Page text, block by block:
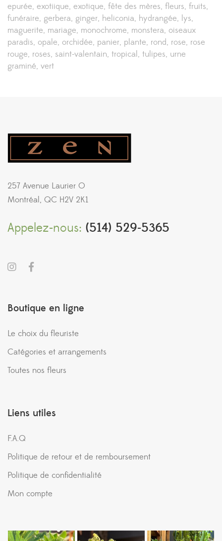
epurée exotiique exotique fête des mères fleurs fruits
funéraire gerbera ginger heliconia hydrangée lys
maguerite mariage monochrome monstera oiseaux
paradis opale orchidée panier plante rond rose rose
rouge roses saint-valentain tropical tulipes urne
graminé vert
257 Avenue Laurier O
Montréal, QC H2V 2K1
Appelez-nous: (514) 529-5365
Boutique en ligne
Le choix du fleuriste
Catégories et arrangements
Toutes nos fleurs
Liens utiles
F.A.Q
Politique de retour et de remboursement
Politique de confidentialité
Mon compte